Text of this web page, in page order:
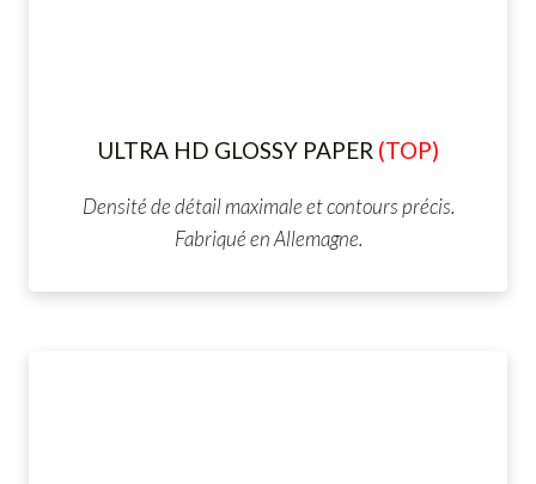
ULTRA HD GLOSSY PAPER (TOP)
Densité de détail maximale et contours précis.
Fabriqué en Allemagne.